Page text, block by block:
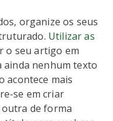
organize os seus
Utilizar as
o seu artigo em
ainda nenhum texto
acontece mais
se em criar
outra de forma